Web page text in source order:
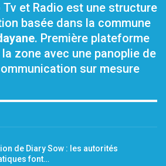
Tv et Radio est une structure
basée dans la commune
. Première plateforme
zone avec une panoplie de
sur mesure
de Diary Sow : les autorités
font…